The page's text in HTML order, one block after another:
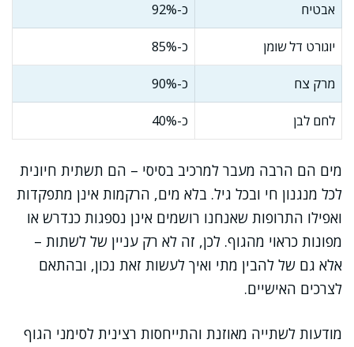
אבטיח כ-92%
יוגורט דל שומן כ-85%
מרק צח כ-90%
לחם לבן כ-40%
מים הם הרבה מעבר למרכיב בסיסי – הם תשתית חיונית
לכל מנגנון חי ובכל גיל. בלא מים, הרקמות אינן מתפקדות
ואפילו התרופות שאנחנו רושמים אינן נספגות כנדרש או
מפונות כראוי מהגוף. לכן, זה לא רק עניין של לשתות –
אלא גם של להבין מתי ואיך לעשות זאת נכון, ובהתאם
לצרכים האישיים.
מודעות לשתייה מאוזנת והתייחסות רצינית לסימני הגוף